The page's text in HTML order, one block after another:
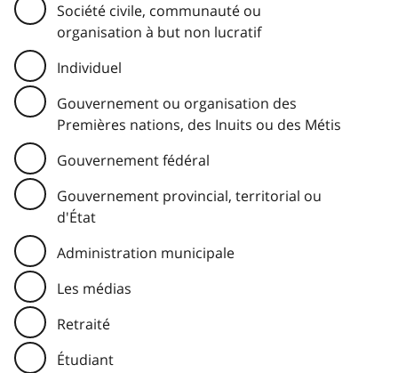
Société civile, communauté ou
organisation à but non lucratif
Individuel
Gouvernement ou organisation des
Premières nations, des Inuits ou des Métis
Gouvernement fédéral
Gouvernement provincial, territorial ou
d'État
Administration municipale
Les médias
Retraité
Étudiant